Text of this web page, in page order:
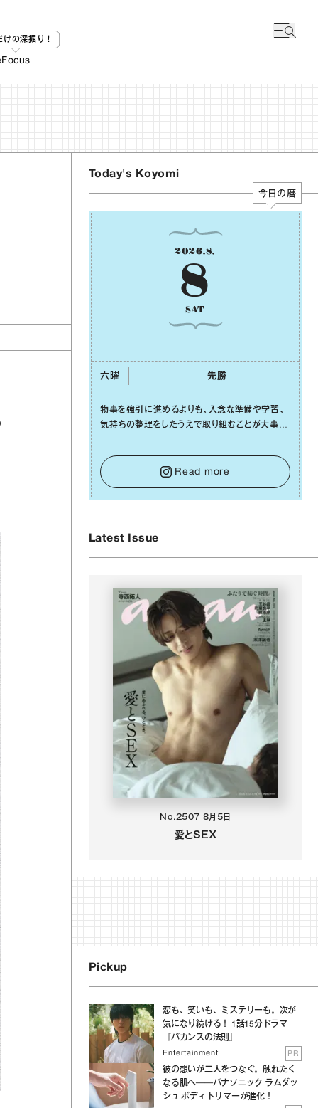
けの深掘り！
Focus
Today's Koyomi
今日の暦
2026.8.
8
SAT
六曜 先勝
物事を強引に進めるよりも、⼊念な準備や学習、
気持ちの整理をしたうえで取り組むことが⼤事な
も焦らないで。意思を伝える⼯夫をしたり、あなた
⾃⾝や疲れていそうな⼈をいたわることに時間を
使いましょう。ここでしっかりとエネルギーを蓄
え、困難を乗り越える⼒に変えましょう。
Read more
Latest Issue
No.2507 8月5日
愛とSEX
Pickup
恋も、笑いも、ミステリーも。次が
気になり続ける！ 1話15分ドラマ
『バカンスの法則』
Entertainment PR
彼の想いが二人をつなぐ。触れたく
なる肌へ──パナソニック ラムダッ
シュ ボディトリマーが進化！